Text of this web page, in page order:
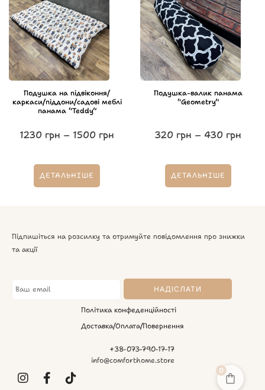
Подушка на підвіконня/
каркаси/піддони/садові меблі
панама “Teddy”
1230 грн – 1500 грн
ДЕТАЛЬНІШЕ
Подушка-валик панама
“Geometry”
320 грн – 430 грн
ДЕТАЛЬНІШЕ
Підпишіться на розсилку та отримуйте повідомлення про знижки
та акції
Політика конфеденційності
Доставка/Оплата/Повернення
+38-073-790-17-17
info@comforthome.store
0